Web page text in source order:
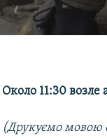
Около 11:30
(Друкуємо мовою